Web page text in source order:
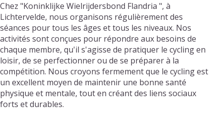
Chez "Koninklijke Wielrijdersbond Flandria ", à
Lichtervelde, nous organisons régulièrement des
séances pour tous les âges et tous les niveaux. Nos
activités sont conçues pour répondre aux besoins de
chaque membre, qu'il s'agisse de pratiquer le cycling en
loisir, de se perfectionner ou de se préparer à la
compétition. Nous croyons fermement que le cycling est
un excellent moyen de maintenir une bonne santé
physique et mentale, tout en créant des liens sociaux
forts et durables.